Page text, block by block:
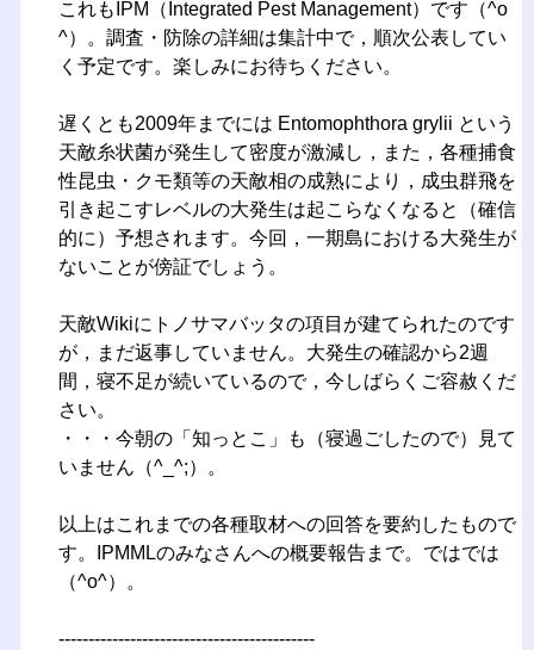
これもIPM（Integrated Pest Management）です（^o
^）。調査・防除の詳細は集計中で，順次公表してい
く予定です。楽しみにお待ちください。
遅くとも2009年までには Entomophthora grylii という
天敵糸状菌が発生して密度が激減し，また，各種捕食
性昆虫・クモ類等の天敵相の成熟により，成虫群飛を
引き起こすレベルの大発生は起こらなくなると（確信
的に）予想されます。今回，一期島における大発生が
ないことが傍証でしょう。
天敵Wikiにトノサマバッタの項目が建てられたのです
が，まだ返事していません。大発生の確認から2週
間，寝不足が続いているので，今しばらくご容赦くだ
さい。
・・・今朝の「知っとこ」も（寝過ごしたので）見て
いません（^_^;）。
以上はこれまでの各種取材への回答を要約したもので
す。IPMMLのみなさんへの概要報告まで。ではでは
（^o^）。
-------------------------------------------